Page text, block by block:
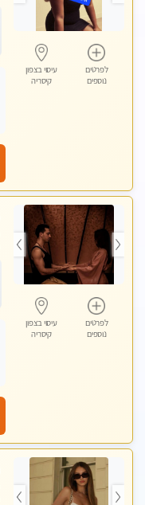
לפרטים
נוספים
עיסוי בצפון
קיסריה
לפרטים
נוספים
עיסוי בצפון
קיסריה